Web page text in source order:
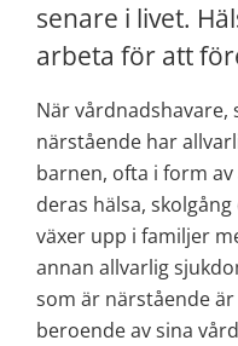
senare i livet.
arbeta för att
När vårdnadshavare,
närstående har
barnen, ofta i form
deras hälsa,
växer upp i familjer
annan allvarlig
som är närstående
beroende av sina